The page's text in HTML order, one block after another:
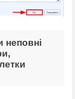
неповні